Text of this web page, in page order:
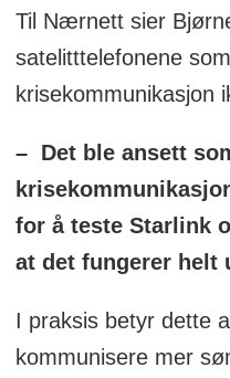
Til Nærnett sier
satelitttelefonene
krisekommunikasjon
– Det ble ansett
for å teste Starlink
at det fungerer helt
I praksis betyr dette
kommunisere mer